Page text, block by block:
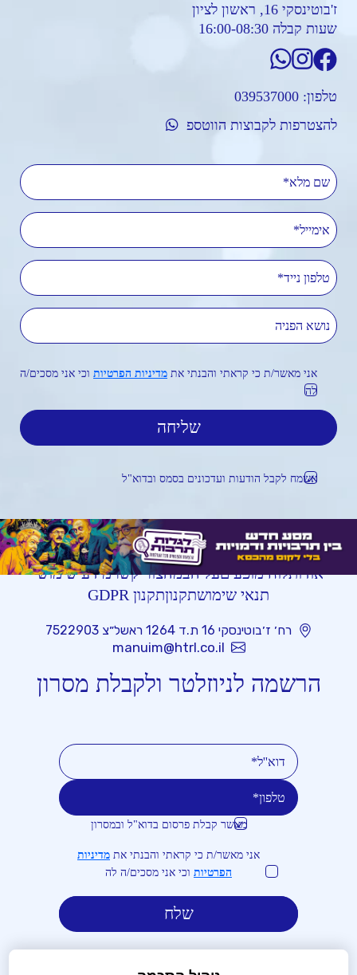
ז'בוטינסקי 16, ראשון לציון
שעות קבלה 16:00-08:30
טלפון: 039537000
להצטרפות לקבוצות הווטספ
שם מלא
אימייל
טלפון נייד
נושא הפניה
אני מאשר/ת כי קראתי והבנתי את מדיניות הפרטיות וכי אני מסכים/ה
לה
אשמח לקבל הודעות ועדכונים בסמס ובדוא"ל
אודותלוח מופעיםעל הבמהצור קשרמידע שימושי
תנאי שימושתקנוןתקנון GDPR
רח׳ ז׳בוטינסקי 16 ת.ד 1264 ראשל״צ 7522903
manuim@htrl.co.il
הרשמה לניוזלטר ולקבלת מסרון
מאשר קבלת פרסום בדוא"ל ובמסרון
אני מאשר/ת כי קראתי והבנתי את מדיניות
הפרטיות וכי אני מסכים/ה לה